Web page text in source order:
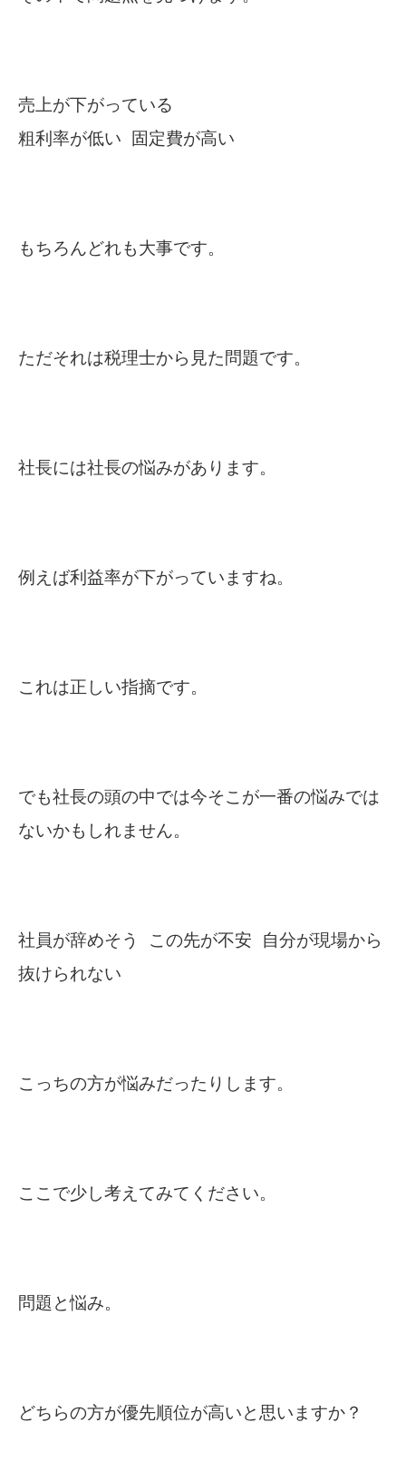
売上が下がっている
粗利率が低い 固定費が高い
もちろんどれも大事です。
ただそれは税理士から見た問題です。
社長には社長の悩みがあります。
例えば利益率が下がっていますね。
これは正しい指摘です。
でも社長の頭の中では今そこが一番の悩みでは
ないかもしれません。
社員が辞めそう この先が不安 自分が現場から
抜けられない
こっちの方が悩みだったりします。
ここで少し考えてみてください。
問題と悩み。
どちらの方が優先順位が高いと思いますか？